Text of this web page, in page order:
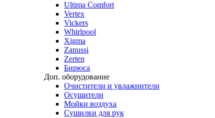
Ultima Comfort
Vertex
Vickers
Whirlpool
Xigma
Zanussi
Zerten
Бирюса
Доп. оборудование
Очистители и увлажнители
Осушители
Мойки воздуха
Сушилки для рук